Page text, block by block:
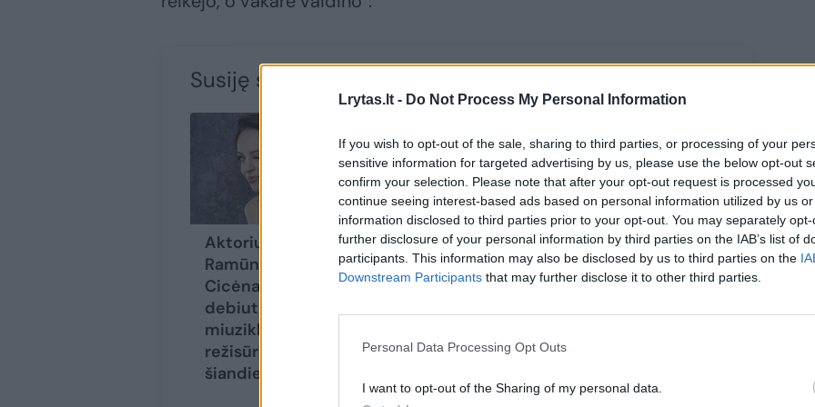
Lrytas.lt - Do Not Process My Personal Information
If you wish to opt-out of the sale, sharing to third parties, or processing of your
sensitive information for targeted advertising by us, please use the below opt-out
confirm your selection. Please note that after your opt-out request is processed
continue seeing interest-based ads based on personal information utilized by us
information disclosed to third parties prior to your opt-out. You may separately
further disclosure of your personal information by third parties on the IAB’s list of
participants. This information may also be disclosed by us to third parties on the
Downstream Participants that may further disclose it to other third parties.
Personal Data Processing Opt Outs
I want to opt-out of the Sharing of my personal data.
Susiję straipsniai
Aktorius
Ramūnas
Cicėnas
debiutuoja
miuziklo
režisūroje – jau
šiandien!
Filmavimo metu
salto atlikęs 42-
ejų Ramūnas
bendražygius: